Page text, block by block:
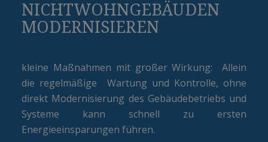
NICHTWOHNGEBÄUDEN
MODERNISIEREN
kleine Maßnahmen mit großer Wirkung: Allein
die regelmäßige Wartung und Kontrolle, ohne
direkt Modernisierung des Gebäudebetriebs und
Systeme kann schnell zu ersten
Energieeinsparungen führen.